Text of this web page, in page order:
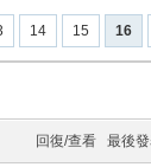
14 15 16
回復/查看 最後